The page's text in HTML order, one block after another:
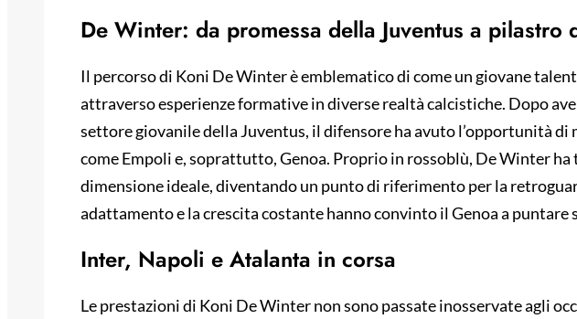
De Winter: da promessa della Juventus a pilastro
Il percorso di Koni De Winter è emblematico di come un giovane
attraverso esperienze formative in diverse realtà calcistiche. Dopo
settore giovanile della Juventus, il difensore ha avuto l’opportunità di
come Empoli e, soprattutto, Genoa. Proprio in rossoblù, De Winter ha
dimensione ideale, diventando un punto di riferimento per la
adattamento e la crescita costante hanno convinto il Genoa a puntare
Inter, Napoli e Atalanta in corsa
Le prestazioni di Koni De Winter non sono passate inosservate agli